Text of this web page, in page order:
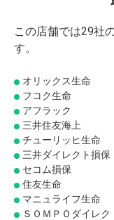
この店舗では29社
す。
オリックス生命
フコク生命
アフラック
三井住友海上
チューリッヒ生命
三井ダイレクト損保
セコム損保
住友生命
マニュライフ生命
ＳＯＭＰＯダイレク